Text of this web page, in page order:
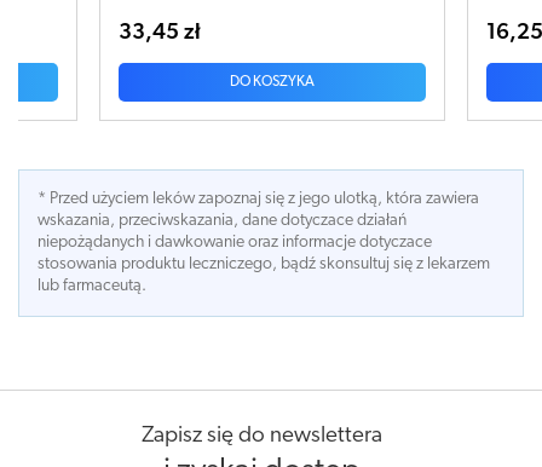
* Przed użyciem leków zapoznaj się z jego ulotką, która zawiera
wskazania, przeciwskazania, dane dotyczace działań
niepożądanych i dawkowanie oraz informacje dotyczace
stosowania produktu leczniczego, bądź skonsultuj się z lekarzem
lub farmaceutą.
Zapisz się do newslettera